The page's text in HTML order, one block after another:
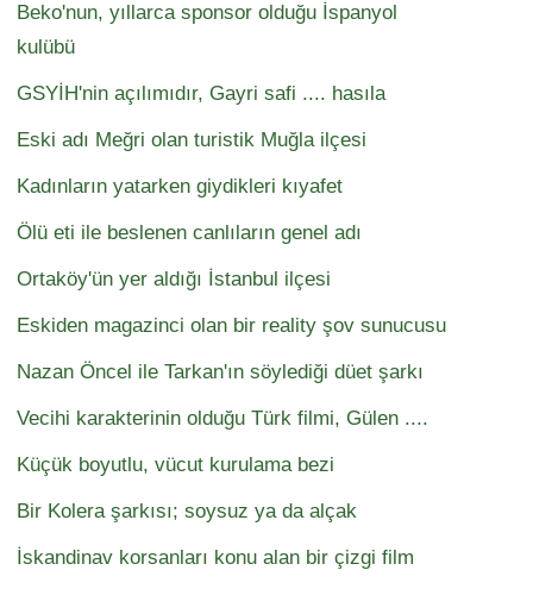
Beko'nun, yıllarca sponsor olduğu İspanyol
kulübü
GSYİH'nin açılımıdır, Gayri safi .... hasıla
Eski adı Meğri olan turistik Muğla ilçesi
Kadınların yatarken giydikleri kıyafet
Ölü eti ile beslenen canlıların genel adı
Ortaköy'ün yer aldığı İstanbul ilçesi
Eskiden magazinci olan bir reality şov sunucusu
Nazan Öncel ile Tarkan'ın söylediği düet şarkı
Vecihi karakterinin olduğu Türk filmi, Gülen ....
Küçük boyutlu, vücut kurulama bezi
Bir Kolera şarkısı; soysuz ya da alçak
İskandinav korsanları konu alan bir çizgi film